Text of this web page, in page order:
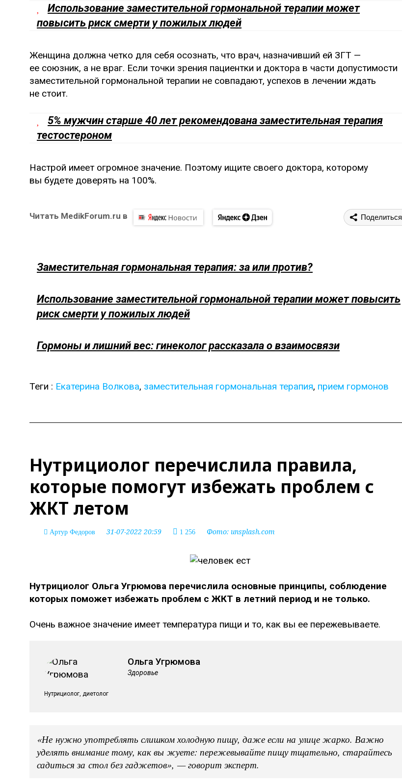
Использование заместительной гормональной терапии может
повысить риск смерти у пожилых людей
Женщина должна четко для себя осознать, что врач, назначивший ей ЗГТ —
ее союзник, а не враг. Если точки зрения пациентки и доктора в части допустимости
заместительной гормональной терапии не совпадают, успехов в лечении ждать
не стоит.
5% мужчин старше 40 лет рекомендована заместительная терапия
тестостероном
Настрой имеет огромное значение. Поэтому ищите своего доктора, которому
вы будете доверять на 100%.
Читать MedikForum.ru в Поделиться
Заместительная гормональная терапия: за или против?
Использование заместительной гормональной терапии может повысить
риск смерти у пожилых людей
Гормоны и лишний вес: гинеколог рассказала о взаимосвязи
Теги : Екатерина Волкова, заместительная гормональная терапия, прием гормонов
Нутрициолог перечислила правила,
которые помогут избежать проблем с
ЖКТ летом
Артур Федоров 31-07-2022 20:59 1 256 Фото: unsplash.com
Нутрициолог Ольга Угрюмова перечислила основные принципы, соблюдение
которых поможет избежать проблем с ЖКТ в летний период и не только.
Очень важное значение имеет температура пищи и то, как вы ее пережевываете.
Ольга Угрюмова
Здоровье
Нутрициолог, диетолог
«Не нужно употреблять слишком холодную пищу, даже если на улице жарко. Важно
уделять внимание тому, как вы жуете: пережевывайте пищу тщательно, старайтесь
садиться за стол без гаджетов», — говорит эксперт.